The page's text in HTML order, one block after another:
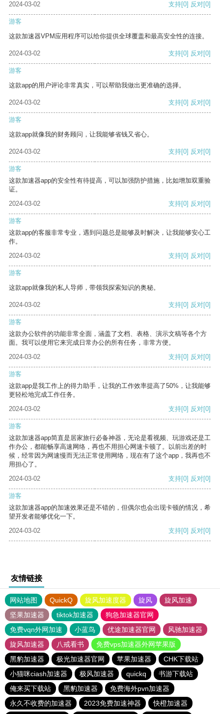
2024-03-02
支持[0] 反对[0]
游客
这款加速器VPM应用程序可以给你提供全球覆盖和最高安全性的连接。
2024-03-02 支持[0] 反对[0]
游客
这款app的用户评论非常真实，可以帮助我做出更准确的选择。
2024-03-02 支持[0] 反对[0]
游客
这款app就像我的财务顾问，让我能够省钱又省心。
2024-03-02 支持[0] 反对[0]
游客
这款加速器app的安全性有待提高，可以加强防护措施，比如增加双重验
证。
2024-03-02
支持[0] 反对[0]
游客
这款app的客服非常专业，遇到问题总是能够及时解决，让我能够安心工
作。
2024-03-02
支持[0] 反对[0]
游客
这款app就像我的私人导师，带领我探索知识的奥秘。
2024-03-02 支持[0] 反对[0]
游客
这款办公软件的功能非常全面，涵盖了文档、表格、演示文稿等各个方
面。我可以使用它来完成日常办公的所有任务，非常方便。
2024-03-02
支持[0] 反对[0]
游客
这款app是我工作上的得力助手，让我的工作效率提高了50%，让我能够
更轻松地完成工作任务。
2024-03-02
支持[0] 反对[0]
游客
这款加速器app简直是居家旅行必备神器，无论是看视频、玩游戏还是工
作办公，都能畅享高速网络，再也不用担心网速卡顿了。以前出差的时
候，经常因为网速慢而无法正常使用网络，现在有了这个app，我再也不
用担心了。
2024-03-02
支持[0] 反对[0]
游客
这款加速器app的加速效果还是不错的，但偶尔也会出现卡顿的情况，希
望开发者能够优化一下。
2024-03-02
支持[0] 反对[0]
友情链接
网站地图 QuickQ 旋风加速度器 旋风
旋风加速
坚果加速器
tiktok加速器
狗急加速器官网
免费vqn外网加速
小蓝鸟 优途加速器官网
风驰加速器
旋风加速器
八戒看书
免费vps加速器外网苹果版
黑豹加速器
极光加速器官网 苹果加速器
CHK下载站
小猫咪ciash加速器
极风加速器 quickq
书游下载站
俺来买下载站
黑豹加速器
免费海外pvn加速器
永久不收费的加速器
2023免费加速神器 快橙加速器